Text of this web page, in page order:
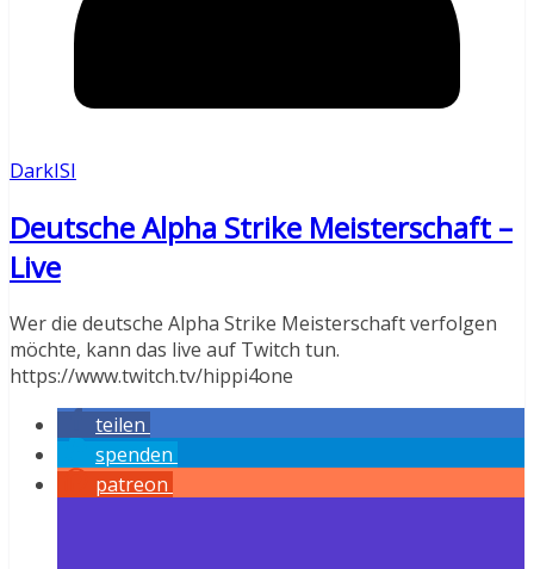
DarkISI
Deutsche Alpha Strike Meisterschaft –
Live
Wer die deutsche Alpha Strike Meisterschaft verfolgen
möchte, kann das live auf Twitch tun.
https://www.twitch.tv/hippi4one
teilen
spenden
patreon